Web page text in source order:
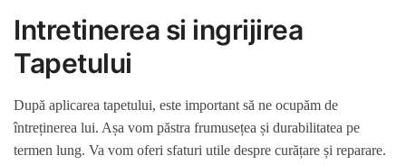
Intretinerea si ingrijirea
Tapetului
După aplicarea tapetului, este important să ne ocupăm de
întreținerea lui. Așa vom păstra frumusețea și durabilitatea pe
termen lung. Va vom oferi sfaturi utile despre curățare și reparare.